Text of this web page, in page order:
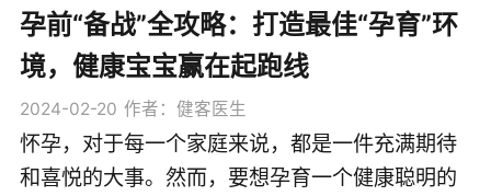
孕前“备战”全攻略：打造最佳“孕育”环
境，健康宝宝赢在起跑线
2024-02-20 作者：健客医生
怀孕，对于每一个家庭来说，都是一件充满期待
和喜悦的大事。然而，要想孕育一个健康聪明的